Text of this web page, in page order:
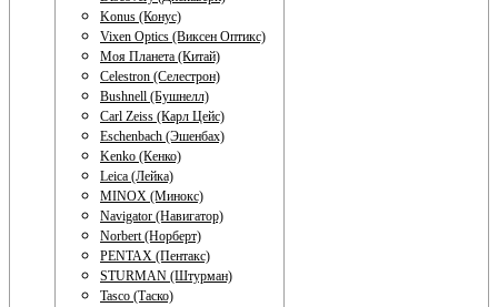
Konus (Конус)
Vixen Optics (Виксен Оптикс)
Моя Планета (Китай)
Celestron (Селестрон)
Bushnell (Бушнелл)
Carl Zeiss (Карл Цейс)
Eschenbach (Эшенбах)
Kenko (Кенко)
Leica (Лейка)
MINOX (Минокс)
Navigator (Навигатор)
Norbert (Норберт)
PENTAX (Пентакс)
STURMAN (Штурман)
Tasco (Таско)